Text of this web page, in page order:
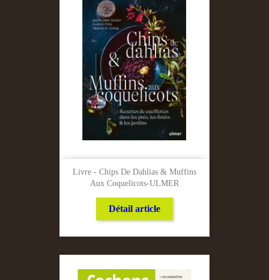
Livre - Chips De Dahlias & Muffins
Aux Coquelicots-ULMER
Détail article